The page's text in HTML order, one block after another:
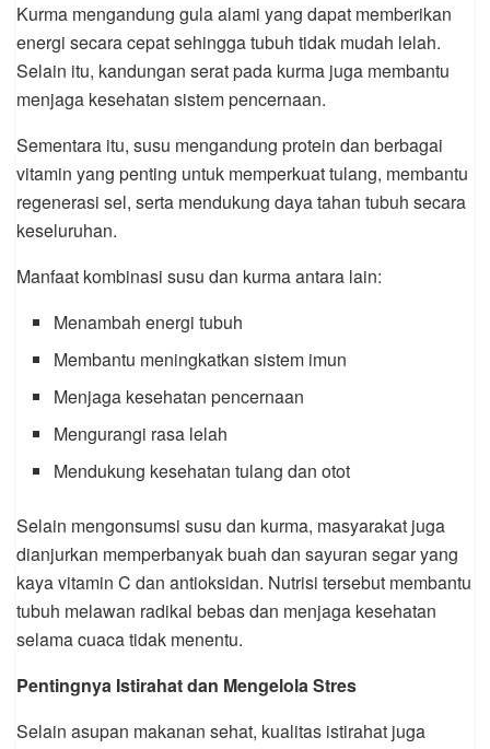
Kurma mengandung gula alami yang dapat memberikan
energi secara cepat sehingga tubuh tidak mudah lelah.
Selain itu, kandungan serat pada kurma juga membantu
menjaga kesehatan sistem pencernaan.
Sementara itu, susu mengandung protein dan berbagai
vitamin yang penting untuk memperkuat tulang, membantu
regenerasi sel, serta mendukung daya tahan tubuh secara
keseluruhan.
Manfaat kombinasi susu dan kurma antara lain:
Menambah energi tubuh
Membantu meningkatkan sistem imun
Menjaga kesehatan pencernaan
Mengurangi rasa lelah
Mendukung kesehatan tulang dan otot
Selain mengonsumsi susu dan kurma, masyarakat juga
dianjurkan memperbanyak buah dan sayuran segar yang
kaya vitamin C dan antioksidan. Nutrisi tersebut membantu
tubuh melawan radikal bebas dan menjaga kesehatan
selama cuaca tidak menentu.
Pentingnya Istirahat dan Mengelola Stres
Selain asupan makanan sehat, kualitas istirahat juga